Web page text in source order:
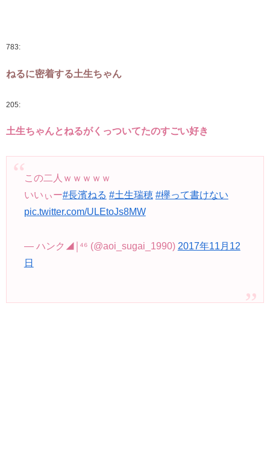
783:
ねるに密着する土生ちゃん
205:
土生ちゃんとねるがくっついてたのすごい好き
この二人ｗｗｗｗｗ
いいぃー#長濱ねる #土生瑞穂 #欅って書けない
pic.twitter.com/ULEtoJs8MW
— ハンク◢￨⁴⁶ (@aoi_sugai_1990) 2017年11月12
日